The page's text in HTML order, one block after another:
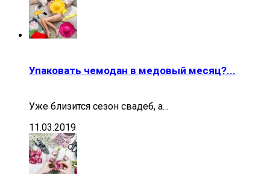
Упаковать чемодан в медовый месяц?...
Уже близится сезон свадеб, а…
11.03.2019